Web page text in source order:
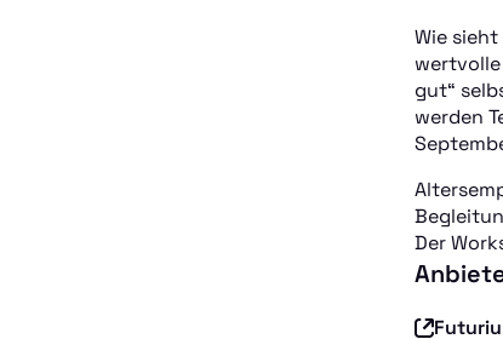
Wie
wertvolle
gut“
werden
Der